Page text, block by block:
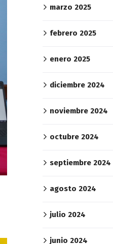
marzo 2025
febrero 2025
enero 2025
diciembre 2024
noviembre 2024
octubre 2024
septiembre 2024
agosto 2024
julio 2024
junio 2024